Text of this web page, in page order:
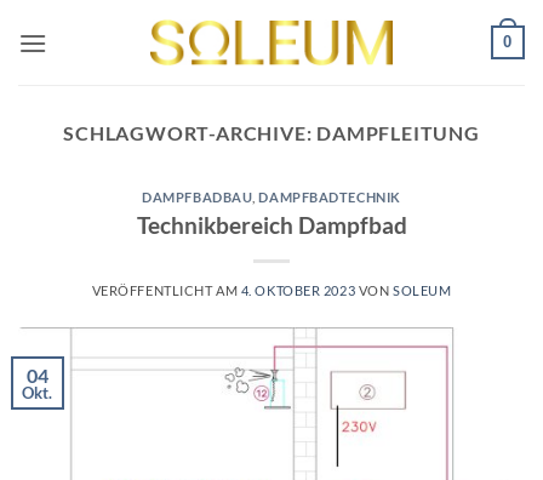
Inhalt
0
SCHLAGWORT-ARCHIVE: DAMPFLEITUNG
DAMPFBADBAU ,DAMPFBADTECHNIK
Technikbereich Dampfbad
VERÖFFENTLICHT AM 4. OKTOBER 2023 VON SOLEUM
04
Okt.